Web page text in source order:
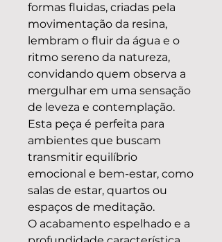
formas fluidas, criadas pela
movimentação da resina,
lembram o fluir da água e o
ritmo sereno da natureza,
convidando quem observa a
mergulhar em uma sensação
de leveza e contemplação.
Esta peça é perfeita para
ambientes que buscam
transmitir equilíbrio
emocional e bem-estar, como
salas de estar, quartos ou
espaços de meditação.
O acabamento espelhado e a